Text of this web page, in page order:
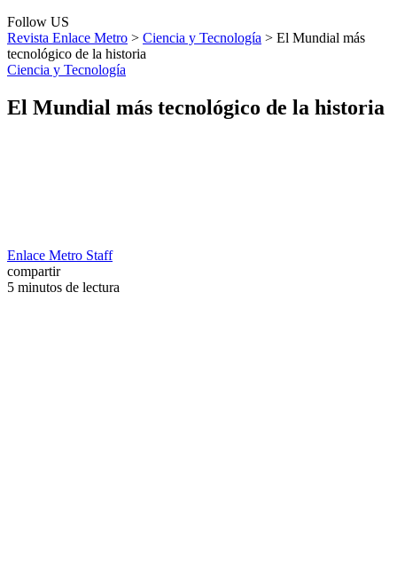
Follow US
Revista Enlace Metro > Ciencia y Tecnología > El Mundial más
tecnológico de la historia
Ciencia y Tecnología
El Mundial más tecnológico de la historia
Enlace Metro Staff
compartir
5 minutos de lectura